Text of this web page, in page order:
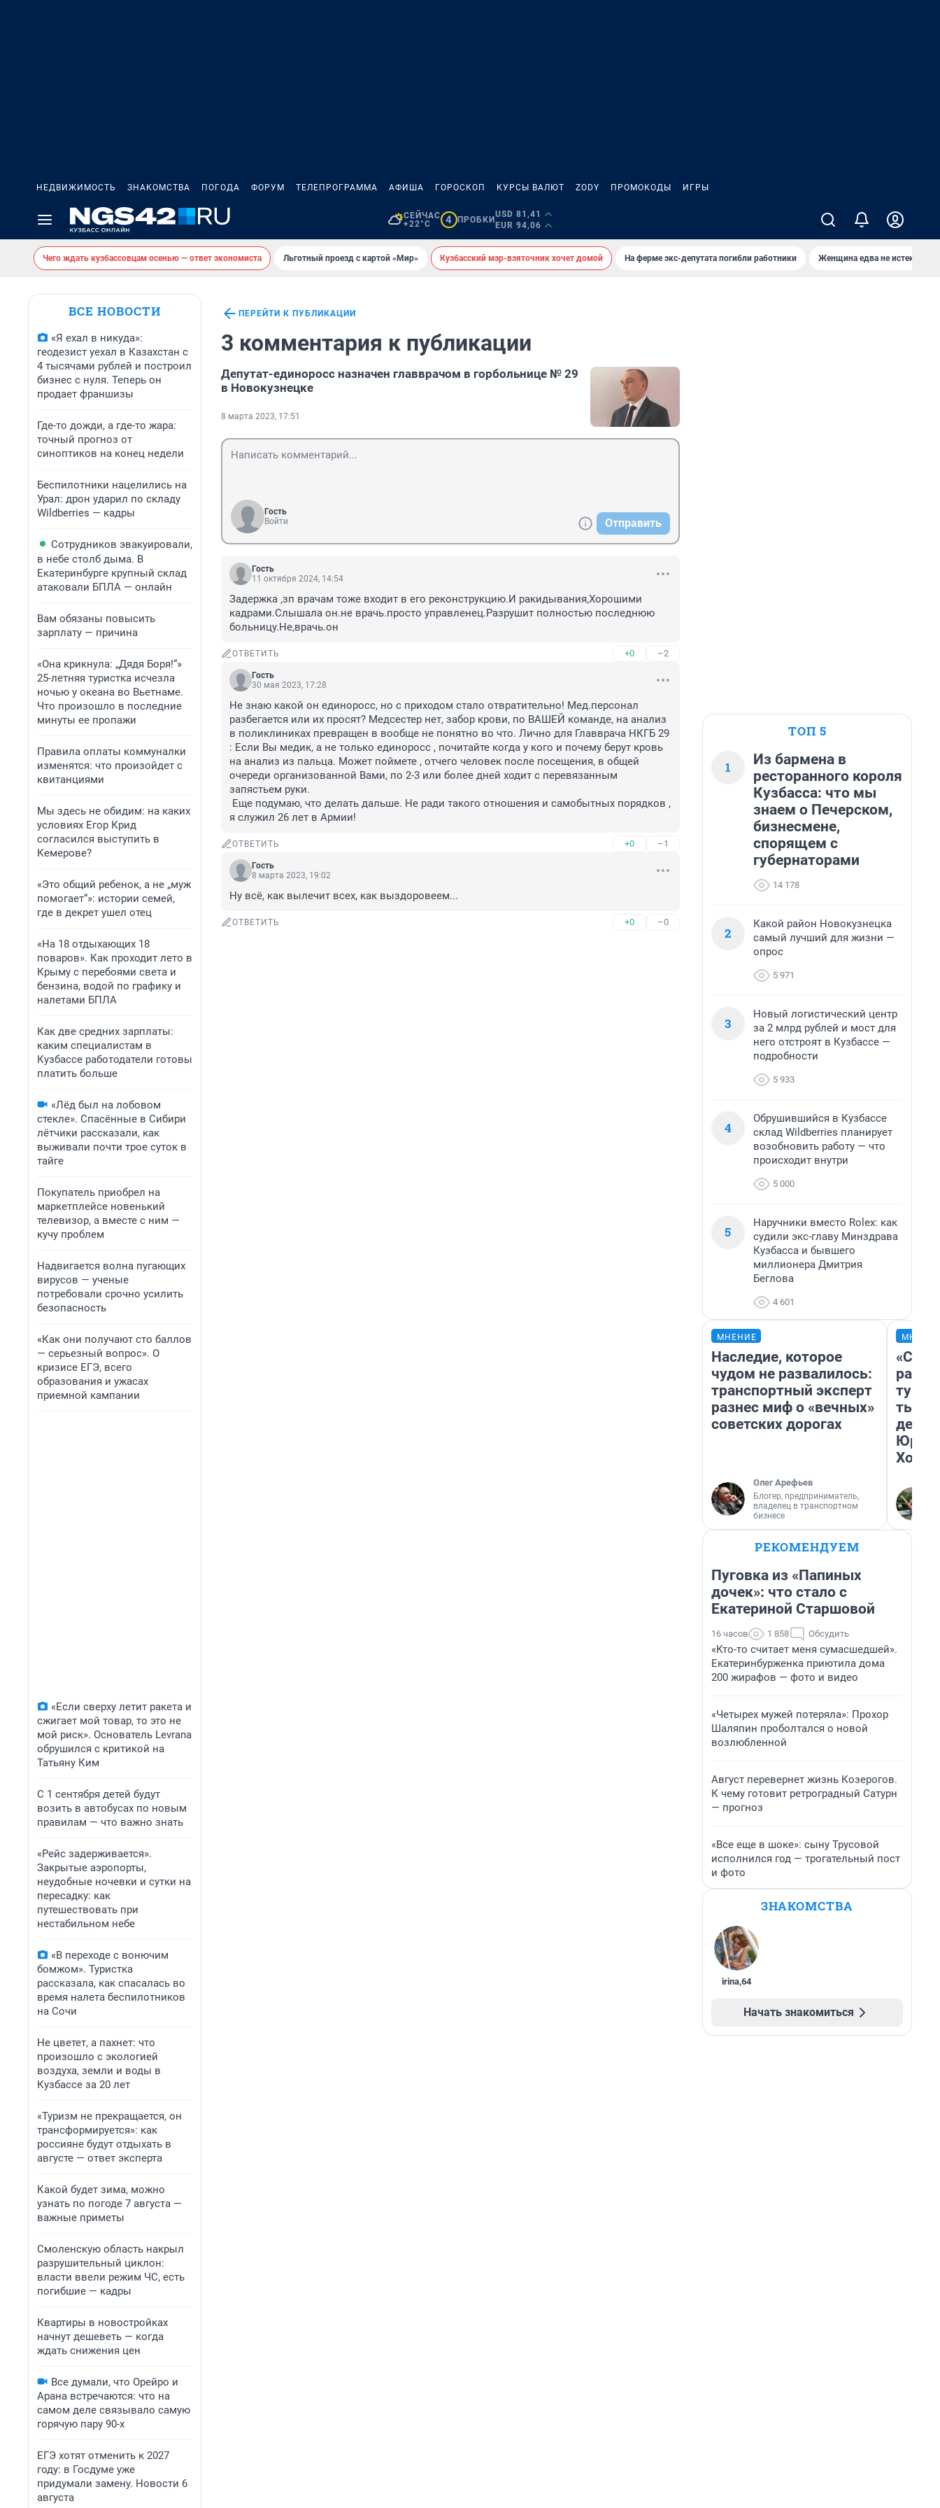
НЕДВИЖИМОСТЬ ЗНАКОМСТВА ПОГОДА ФОРУМ ТЕЛЕПРОГРАММА АФИША ГОРОСКОП КУРСЫ ВАЛЮТ ZODY ПРОМОКОДЫ ИГРЫ
СЕЙЧАС
+22°C
4 ПРОБКИ
USD 81,41
EUR 94,06
Чего ждать кузбассовцам осенью — ответ экономиста Льготный проезд с картой «Мир» Кузбасский мэр-взяточник хочет домой На ферме экс-депутата погибли работники Женщина едва не истекла
ВСЕ НОВОСТИ
«Я ехал в никуда»:
геодезист уехал в Казахстан с
4 тысячами рублей и построил
бизнес с нуля. Теперь он
продает франшизы
Где-то дожди, а где-то жара:
точный прогноз от
синоптиков на конец недели
Беспилотники нацелились на
Урал: дрон ударил по складу
Wildberries — кадры
Сотрудников эвакуировали,
в небе столб дыма. В
Екатеринбурге крупный склад
атаковали БПЛА — онлайн
Вам обязаны повысить
зарплату — причина
«Она крикнула: „Дядя Боря!“»
25-летняя туристка исчезла
ночью у океана во Вьетнаме.
Что произошло в последние
минуты ее пропажи
Правила оплаты коммуналки
изменятся: что произойдет с
квитанциями
Мы здесь не обидим: на каких
условиях Егор Крид
согласился выступить в
Кемерове?
«Это общий ребенок, а не „муж
помогает“»: истории семей,
где в декрет ушел отец
«На 18 отдыхающих 18
поваров». Как проходит лето в
Крыму с перебоями света и
бензина, водой по графику и
налетами БПЛА
Как две средних зарплаты:
каким специалистам в
Кузбассе работодатели готовы
платить больше
«Лёд был на лобовом
стекле». Спасённые в Сибири
лётчики рассказали, как
выживали почти трое суток в
тайге
Покупатель приобрел на
маркетплейсе новенький
телевизор, а вместе с ним —
кучу проблем
Надвигается волна пугающих
вирусов — ученые
потребовали срочно усилить
безопасность
«Как они получают сто баллов
— серьезный вопрос». О
кризисе ЕГЭ, всего
образования и ужасах
приемной кампании
«Если сверху летит ракета и
сжигает мой товар, то это не
мой риск». Основатель Levrana
обрушился с критикой на
Татьяну Ким
С 1 сентября детей будут
возить в автобусах по новым
правилам — что важно знать
«Рейс задерживается».
Закрытые аэропорты,
неудобные ночевки и сутки на
пересадку: как
путешествовать при
нестабильном небе
«В переходе с вонючим
бомжом». Туристка
рассказала, как спасалась во
время налета беспилотников
на Сочи
Не цветет, а пахнет: что
произошло с экологией
воздуха, земли и воды в
Кузбассе за 20 лет
«Туризм не прекращается, он
трансформируется»: как
россияне будут отдыхать в
августе — ответ эксперта
Какой будет зима, можно
узнать по погоде 7 августа —
важные приметы
Смоленскую область накрыл
разрушительный циклон:
власти ввели режим ЧС, есть
погибшие — кадры
Квартиры в новостройках
начнут дешеветь — когда
ждать снижения цен
Все думали, что Орейро и
Арана встречаются: что на
самом деле связывало самую
горячую пару 90-х
ЕГЭ хотят отменить к 2027
году: в Госдуме уже
придумали замену. Новости 6
августа
ПЕРЕЙТИ К ПУБЛИКАЦИИ
3 комментария к публикации
Депутат-единоросс назначен главврачом в горбольнице № 29
в Новокузнецке
8 марта 2023, 17:51
Гость
Войти
Отправить
Гость
11 октября 2024, 14:54
Задержка ,зп врачам тоже входит в его реконструкцию.И ракидывания,Хорошими
кадрами.Слышала он.не врачь.просто управленец.Разрушит полностью последнюю
больницу.Не,врачь.он
ОТВЕТИТЬ +0 –2
Гость
30 мая 2023, 17:28
Не знаю какой он единоросс, но с приходом стало отвратительно! Мед.персонал
разбегается или их просят? Медсестер нет, забор крови, по ВАШЕЙ команде, на анализ
в поликлиниках превращен в вообще не понятно во что. Лично для Главврача НКГБ 29
: Если Вы медик, а не только единоросс , почитайте когда у кого и почему берут кровь
на анализ из пальца. Может поймете , отчего человек после посещения, в общей
очереди организованной Вами, по 2-3 или более дней ходит с перевязанным
запястьем руки.
я служил 26 лет в Армии!
ОТВЕТИТЬ +0 –1
Гость
8 марта 2023, 19:02
Ну всё, как вылечит всех, как выздоровеем...
ОТВЕТИТЬ +0 –0
ТОП 5
1
Из бармена в
ресторанного короля
Кузбасса: что мы
знаем о Печерском,
бизнесмене,
спорящем с
губернаторами
14 178
2
Какой район Новокузнецка
самый лучший для жизни —
опрос
5 971
3
Новый логистический центр
за 2 млрд рублей и мост для
него отстроят в Кузбассе —
подробности
5 933
4
Обрушившийся в Кузбассе
склад Wildberries планирует
возобновить работу — что
происходит внутри
5 000
5
Наручники вместо Rolex: как
судили экс-главу Минздрава
Кузбасса и бывшего
миллионера Дмитрия
Беглова
4 601
МНЕНИЕ
Наследие, которое
чудом не развалилось:
транспортный эксперт
разнес миф о «вечных»
советских дорогах
Олег Арефьев
Блогер, предприниматель,
владелец в транспортном
бизнесе
день
РЕКОМЕНДУЕМ
Пуговка из «Папиных
дочек»: что стало с
Екатериной Старшовой
16 часов 1 858 Обсудить
«Кто-то считает меня сумасшедшей».
Екатеринбурженка приютила дома
200 жирафов — фото и видео
«Четырех мужей потеряла»: Прохор
Шаляпин проболтался о новой
возлюбленной
Август перевернет жизнь Козерогов.
К чему готовит ретроградный Сатурн
— прогноз
«Все еще в шоке»: сыну Трусовой
исполнился год — трогательный пост
и фото
ЗНАКОМСТВА
irina,64
Начать знакомиться